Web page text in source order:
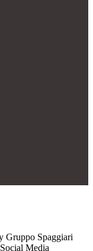
Gruppo Spaggiari
Media